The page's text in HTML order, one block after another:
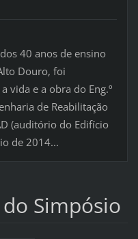
40 anos de ensino
Douro, foi
vida e a obra do Eng.º
de Reabilitação
(auditório do Edifício
de 2014...
Simpósio